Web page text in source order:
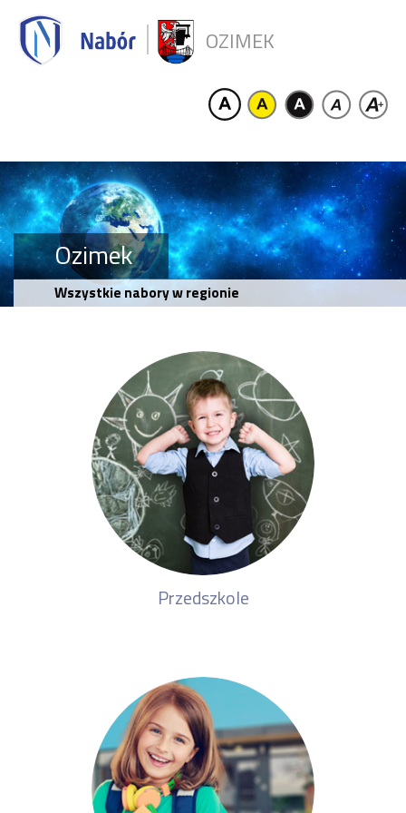
OZIMEK
Ozimek
Wszystkie nabory w regionie
Przedszkole